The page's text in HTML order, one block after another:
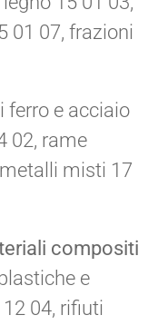
01 07, frazioni
ferro e acciaio
02, rame
misti 17
compositi
e
04, rifiuti